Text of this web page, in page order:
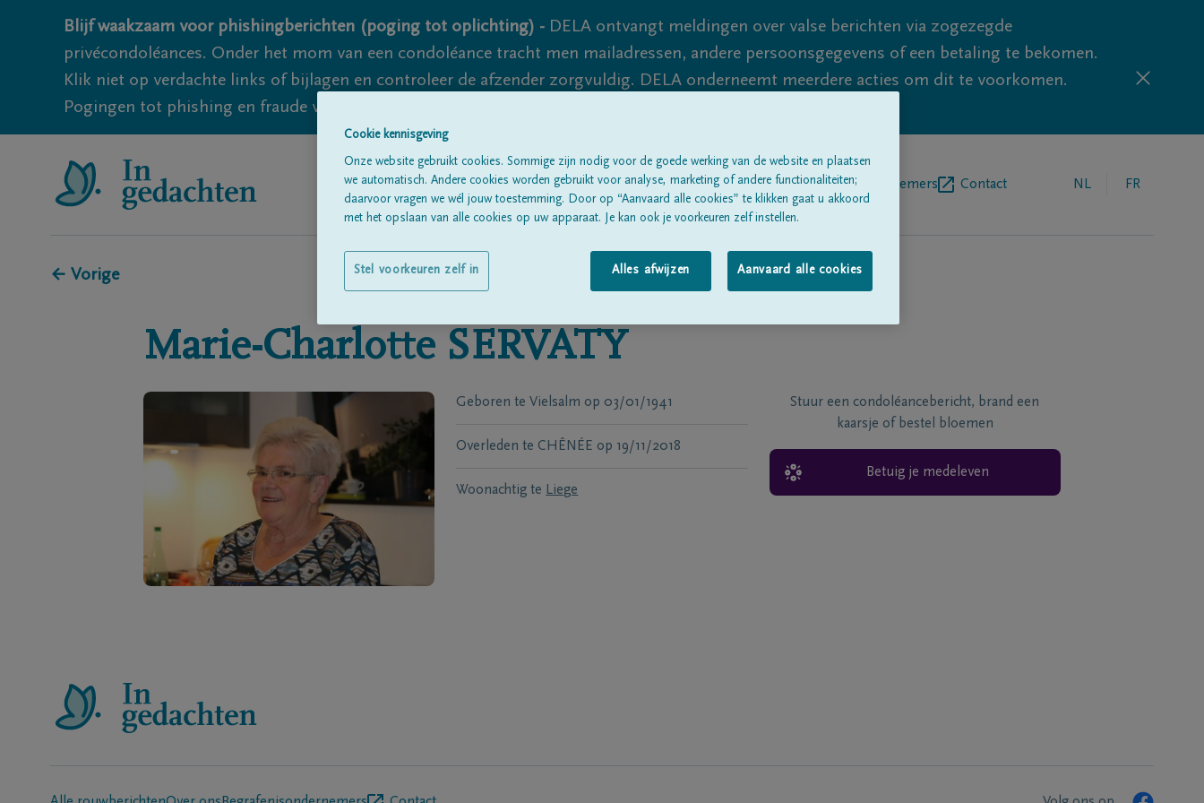
Blijf waakzaam voor phishingberichten (poging tot oplichting) - DELA ontvangt meldingen over valse berichten via zogezegde
privécondoléances. Onder het mom van een condoléance tracht men mailadressen, andere persoonsgegevens of een betaling te bekomen.
Klik niet op verdachte links of bijlagen en controleer de afzender zorgvuldig. DELA onderneemt meerdere acties om dit te voorkomen.
Pogingen tot phishing en fraude vallen echter nooit volledig uit te sluiten, dus blijf waakzaam.
Alle rouwberichten Over onsBegrafenisondernemers Contact NL FR
← Vorige
Marie-Charlotte SERVATY
Geboren te Vielsalm op 03/01/1941
Overleden te CHÊNÉE op 19/11/2018
Woonachtig te Liege
Stuur een condoléancebericht, brand een
kaarsje of bestel bloemen
Betuig je medeleven
Cookie kennisgeving
Onze website gebruikt cookies. Sommige zijn nodig voor de goede werking van de website en plaatsen
we automatisch. Andere cookies worden gebruikt voor analyse, marketing of andere functionaliteiten;
daarvoor vragen we wél jouw toestemming. Door op “Aanvaard alle cookies” te klikken gaat u akkoord
met het opslaan van alle cookies op uw apparaat. Je kan ook je voorkeuren zelf instellen.
Alles afwijzen Aanvaard alle cookies
Stel voorkeuren zelf in